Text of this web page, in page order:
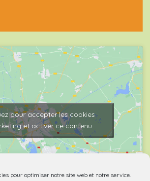
pour optimiser notre site web et notre service.
pour accepter les cookies
et activer ce contenu